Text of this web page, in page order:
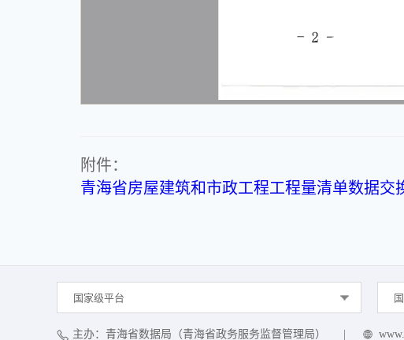
附件：
青海省房屋建筑和市政工程工程量清单数据交
国家级平台
主办：青海省数据局（青海省政务服务监督管理局）